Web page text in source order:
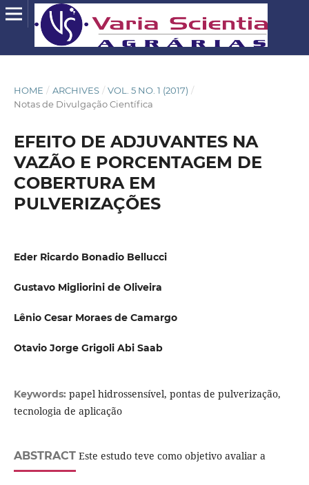
HOME / ARCHIVES / VOL. 5 NO. 1 (2017) /
Notas de Divulgação Científica
EFEITO DE ADJUVANTES NA
VAZÃO E PORCENTAGEM DE
COBERTURA EM
PULVERIZAÇÕES
Eder Ricardo Bonadio Bellucci
Gustavo Migliorini de Oliveira
Lênio Cesar Moraes de Camargo
Otavio Jorge Grigoli Abi Saab
Keywords: papel hidrossensível, pontas de pulverização,
tecnologia de aplicação
ABSTRACTEste estudo teve como objetivo avaliar a